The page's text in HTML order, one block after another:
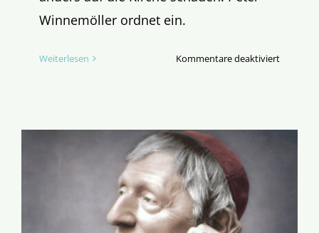
Winnemöller ordnet ein.
Weiterlesen Kommentare deaktiviertfür